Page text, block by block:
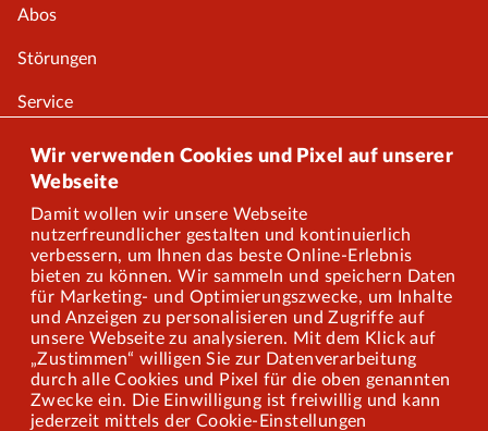
Wir verwenden Cookies und Pixel auf unserer
Webseite
Damit wollen wir unsere Webseite
nutzerfreundlicher gestalten und kontinuierlich
verbessern, um Ihnen das beste Online-Erlebnis
bieten zu können. Wir sammeln und speichern Daten
für Marketing- und Optimierungszwecke, um Inhalte
und Anzeigen zu personalisieren und Zugriffe auf
unsere Webseite zu analysieren. Mit dem Klick auf
„Zustimmen“ willigen Sie zur Datenverarbeitung
durch alle Cookies und Pixel für die oben genannten
Zwecke ein. Die Einwilligung ist freiwillig und kann
jederzeit mittels der Cookie-Einstellungen
Abos
Störungen
Service
Onlineshop
Über uns
Karriere
Presse
Mitarbeiterportal